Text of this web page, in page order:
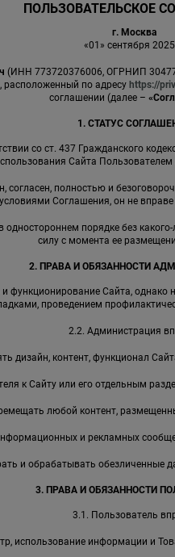
ПОЛЬЗОВАТЕЛЬСКОЕ
г. Москва
«01» сентября 2025
(ИНН 773720376006, ОГРНИП
расположенный по адресу https://
соглашении (далее –
1. СТАТУС
со ст. 437 Гражданского
Сайта
полностью и
условиями Соглашения, он не
порядке без
силу с момента ее
2. ПРАВА И ОБЯЗАННОСТИ
функционирование Сайта,
проведением
2.2. Администрация
дизайн, контент, функционал
к Сайту или его отдельным
любой контент,
и рекламных
и обрабатывать обезличенные
3. ПРАВА И ОБЯЗАННОСТИ
3.1. Пользователь
использование информации и